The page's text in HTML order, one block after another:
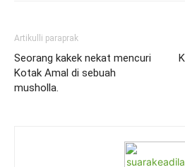
Artikulli paraprak
Seorang kakek nekat mencuri
Kotak Amal di sebuah
musholla.